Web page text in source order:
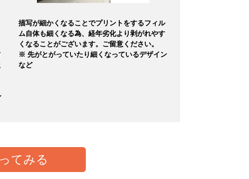
描写が細かくなることでプリントをするフィル
ム自体も細くなる為、経年劣化より剥がれやす
くなることがございます。ご留意ください。
※ 先がとがっていたり細くなっているデザイン
など
てみる